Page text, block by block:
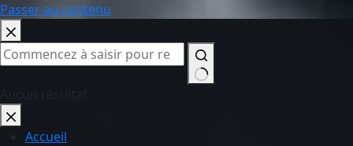
Passer au contenu
Accueil